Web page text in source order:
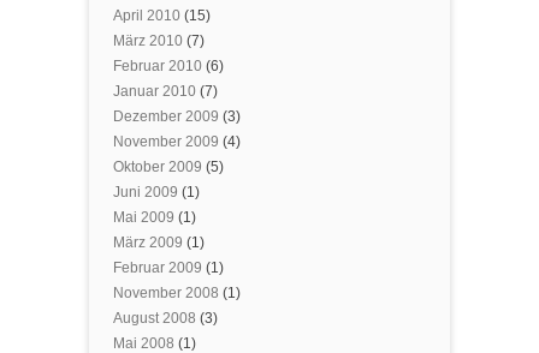
April 2010 (15)
März 2010 (7)
Februar 2010 (6)
Januar 2010 (7)
Dezember 2009 (3)
November 2009 (4)
Oktober 2009 (5)
Juni 2009 (1)
Mai 2009 (1)
März 2009 (1)
Februar 2009 (1)
November 2008 (1)
August 2008 (3)
Mai 2008 (1)